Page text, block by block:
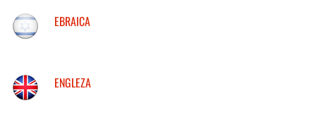
EBRAICA
ENGLEZA